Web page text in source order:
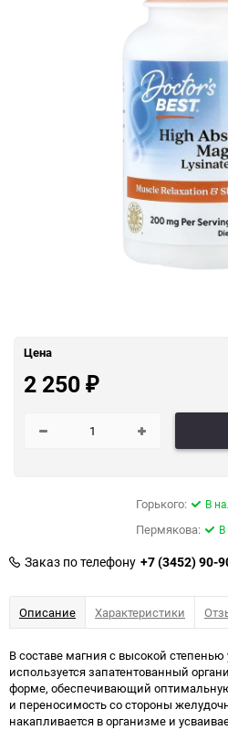
Цена
2 250 ₽
Горького: В
Пермякова:
Заказ по телефону +7 (3452) 90-
Описание Характеристики
В составе магния с высокой степенью
используется запатентованный
форме, обеспечивающий
и переносимость со стороны
накапливается в организме и